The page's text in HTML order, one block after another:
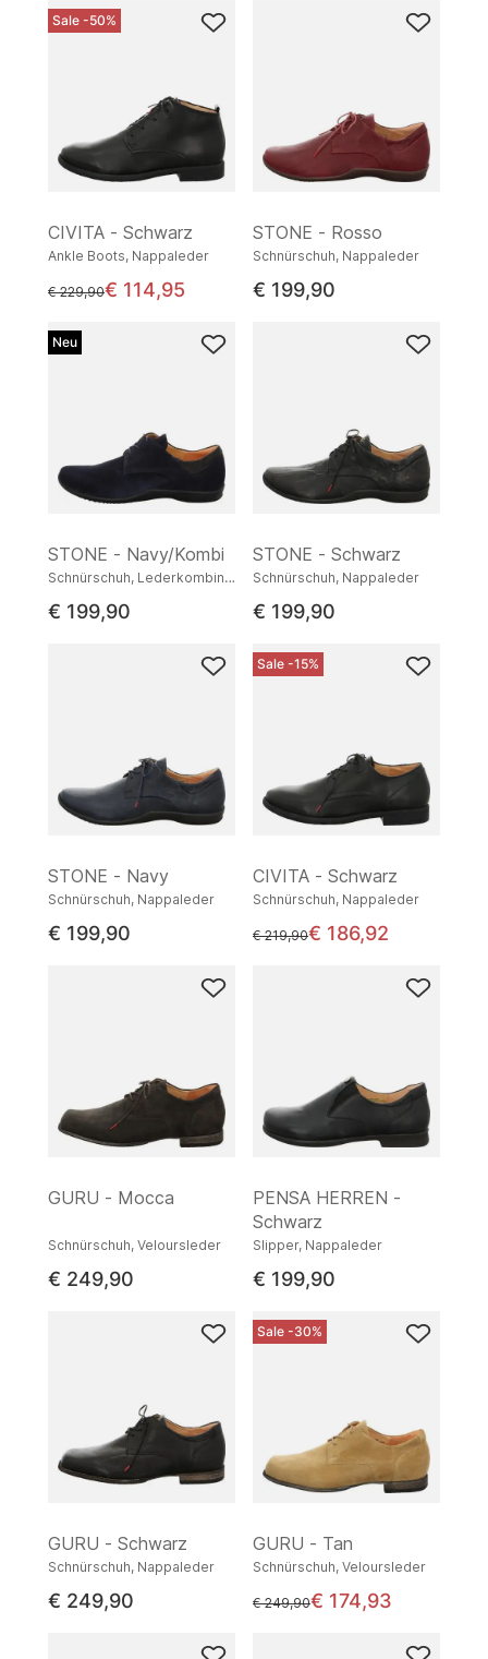
Sale -50%
CIVITA - Schwarz
Ankle Boots, Nappaleder
statt
€ 229,90€ 114,95
STONE - Rosso
Schnürschuh, Nappaleder
€ 199,90
Neu
STONE - Navy/Kombi
Schnürschuh, Lederkombination
€ 199,90
STONE - Schwarz
Schnürschuh, Nappaleder
€ 199,90
STONE - Navy
Schnürschuh, Nappaleder
€ 199,90
Sale -15%
CIVITA - Schwarz
Schnürschuh, Nappaleder
statt
€ 219,90€ 186,92
GURU - Mocca
Schnürschuh, Veloursleder
€ 249,90
PENSA HERREN -
Schwarz
Slipper, Nappaleder
€ 199,90
GURU - Schwarz
Schnürschuh, Nappaleder
€ 249,90
Sale -30%
GURU - Tan
Schnürschuh, Veloursleder
statt
€ 249,90€ 174,93